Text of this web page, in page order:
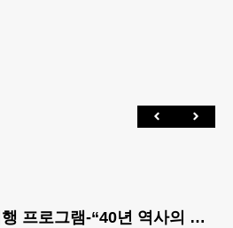
■ 화제의 여행 프로그램-“40년 역사의 신뢰… 서유럽 8개국 13일 대장정”